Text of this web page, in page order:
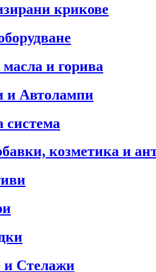
крикове
и горива
и Автолампи
система
козметика и
Стелажи